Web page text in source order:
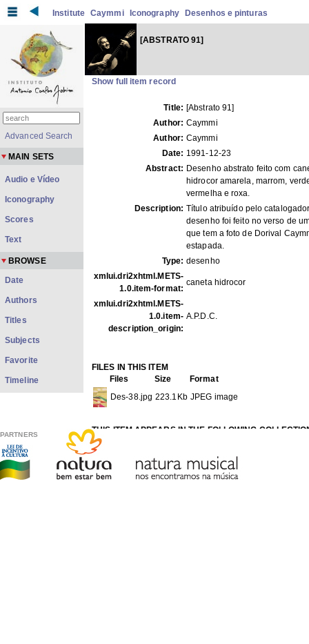
Institute Caymmi Iconography Desenhos e pinturas
[ABSTRATO 91]
Show full item record
Title: [Abstrato 91]
Author: Caymmi
Author: Caymmi
Date: 1991-12-23
Abstract: Desenho abstrato feito com
hidrocor amarela, marrom,
vermelha e roxa.
Description: Título atribuído pelo
desenho foi feito no verso de
que tem a foto de Dorival
estapada.
Type: desenho
xmlui.dri2xhtml.METS-
1.0.item-format:
caneta hidrocor
xmlui.dri2xhtml.METS-
1.0.item-
description_origin:
A.P.D.C.
FILES IN THIS ITEM
Files
Size
Format
Des-38.jpg 223.1Kb JPEG image
THIS ITEM APPEARS IN THE FOLLOWING
Desenhos e pinturas
Show full item record
Advanced Search
MAIN SETS
Audio e Vídeo
Iconography
Scores
Text
BROWSE
Date
Authors
Titles
Subjects
Favorite
Timeline
PARTNERS